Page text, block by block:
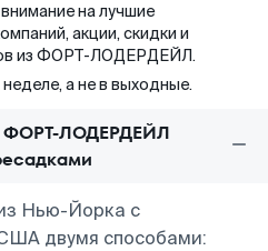
на лучшие
акции, скидки и
из ФОРТ-ЛОДЕРДЕЙЛ.
а не в выходные.
ФОРТ-ЛОДЕРДЕЙЛ
Нью-Йорка с
двумя способами: